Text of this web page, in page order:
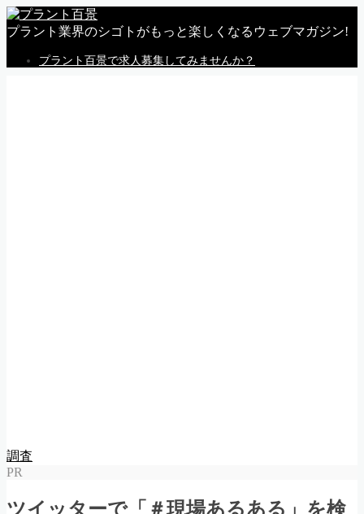
プラント業界のシゴトがもっと楽しくなるウェブマガジン!
プラント百景で求人募集してみませんか？
調査
PR
ツイッターで「＃現場あるある」を検